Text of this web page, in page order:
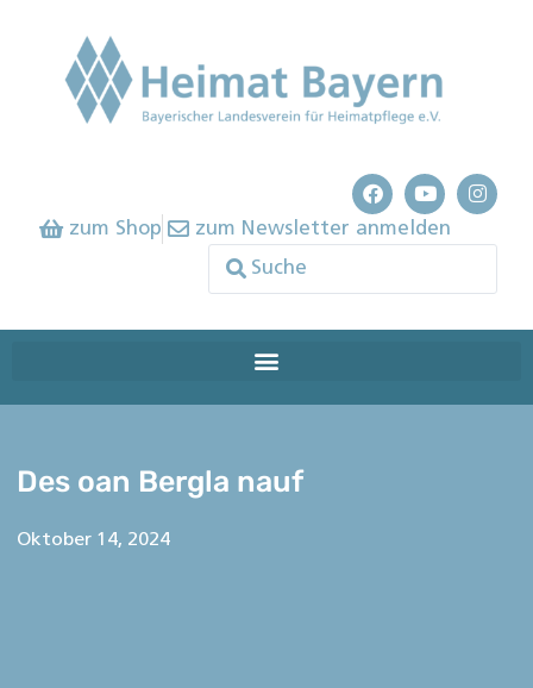
zum Shop zum Newsletter anmelden
Des oan Bergla nauf
Oktober 14, 2024